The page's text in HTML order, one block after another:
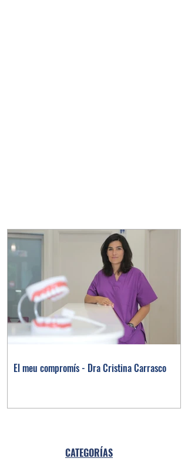
El meu compromís - Dra Cristina Carrasco
CATEGORÍAS